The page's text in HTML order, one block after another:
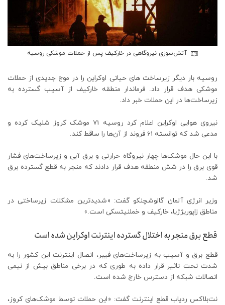
آتش‌سوزی نیروگاهی در خارکیف پس از حملات موشکی روسیه
روسیه بار دیگر زیرساخت های حیاتی اوکراین را در موج جدیدی از حملات
موشکی هدف قرار داد. فرماندار منطقه خارکیف از آسیب گسترده به
زیرساخت‌ها در این حملات خبر داد.
نیروی هوایی اوکراین اعلام کرد روسیه 71 موشک کروز شلیک کرده و
مدعی شد که توانسته 61 فروند از آن‌ها را ساقط کند.
با این حال موشک‌ها چهار نیروگاه حرارتی و برق آبی و زیرساخت‌های فشار
قوی برق را در شش منطقه هدف قرار دادند که منجر به قطع گسترده برق
شد.
وزیر انرژی آلمان گالوشچنکو گفت: «شدیدترین مشکلات زیرساختی در
مناطق زاپوریژژیا، خارکیف و خملنیتسکی است.»
قطع برق منجر به اختلال گسترده اینترنت اوکراین شده است
قطع برق و آسیب به زیرساخت‌های فیبر، اتصال اینترنت این کشور را به
شدت تحت تاثیر قرار داده به طوری که در برخی مناطق بیش از نیمی
اتصالات شبکه از دسترس خارج شده است.
نت‌بلاکس ردیاب قطع اینترنت گفت: «این حملات توسط موشک‌های کروز،